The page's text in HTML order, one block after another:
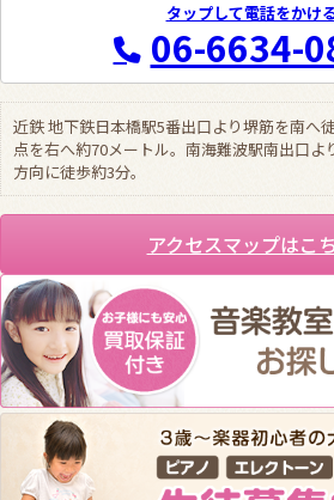
タップして電話をかけ
06-6634-
近鉄 地下鉄日本橋駅5番出口より堺筋を南へ
点を右へ約70メートル。南海難波駅南出口よ
方向に徒歩約3分。
アクセスマップはこ